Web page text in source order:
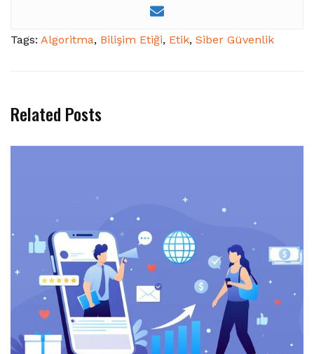
Tags: Algoritma, Bilişim Etiği, Etik, Siber Güvenlik
Related Posts